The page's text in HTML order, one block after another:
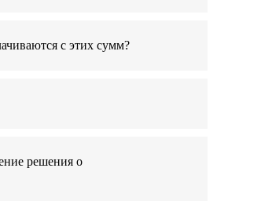
с этих сумм?
решения о